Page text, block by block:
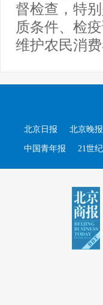
督检查，特
质条件、检
维护农民消费
北京日报 北京晚报
中国青年报 21世